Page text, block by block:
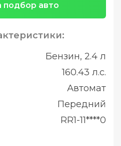
подбор авто
Бензин, 2.4 л
160.43 л.с.
Автомат
Передний
RR1-11****0